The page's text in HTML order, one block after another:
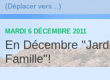
MARDI 6 DÉCEMBRE 2011
En Décembre
Famille"!